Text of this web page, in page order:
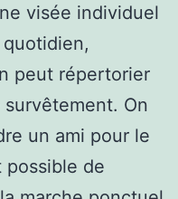
visée individuel
peut répertorier
On
un ami pour le
de